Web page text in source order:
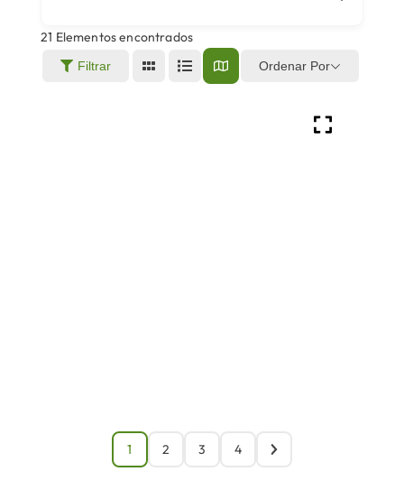
Áreas
21 Elementos encontrados
Filtrar Ordenar Por
1 2 3 4